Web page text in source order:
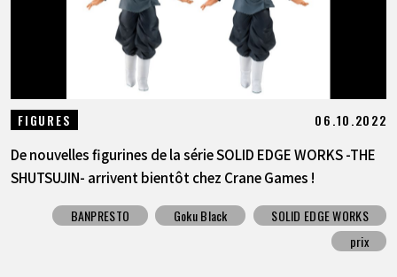
FIGURES 06.10.2022
De nouvelles figurines de la série SOLID EDGE WORKS -THE
SHUTSUJIN- arrivent bientôt chez Crane Games !
BANPRESTO Goku Black
SOLID EDGE WORKS
prix